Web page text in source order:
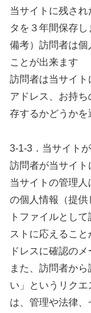
当サイトに残さ
タを３年間保存し
備考）訪問者は個
ことが出来ます
訪問者は当サイ
アドレス、お持
存するかどうかを
3-1-3．当サイト
訪問者が当サイト
当サイトの管理
の個人情報（提
トファイルとし
ストに応えるこ
ドレスに確認のメ
また、訪問者か
い」というリク
は、管理や法律